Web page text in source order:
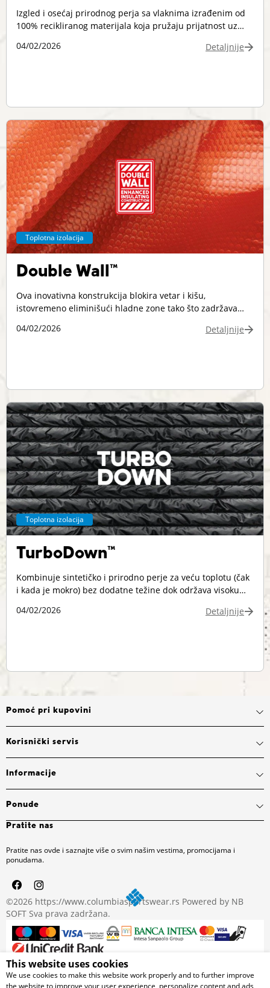
Izgled i osećaj prirodnog perja sa vlaknima izrađenim od
100% recikliranog materijala koja pružaju prijatnost uz
04/02/2026 Detaljnije
Toplotna izolacija
Double Wall™
Ova inovativna konstrukcija blokira vetar i kišu,
istovremeno eliminišući hladne zone tako što zadržava
04/02/2026 Detaljnije
Toplotna izolacija
TurboDown™
Kombinuje sintetičko i prirodno perje za veću toplotu (čak
i kada je mokro) bez dodatne težine dok održava visoku
04/02/2026 Detaljnije
Pomoć pri kupovini
Korisnički servis
Informacije
Ponude
Pratite nas
Pratite nas ovde i saznajte više o svim našim vestima, promocijama i
ponudama.
©2026 https://www.columbiasportswear.rs Powered by NB
SOFT Sva prava zadržana.
Nastojimo da budemo što precizniji u opisu proizvoda, prikazu
slika i samih cena, ali ne možemo garantovati da su sve
This website uses cookies
We use cookies to make this website work properly and to further improve
the website to improve your user experience, personalize content and ads,